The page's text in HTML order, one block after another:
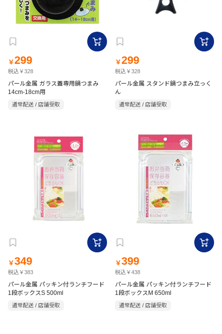
￥299
税込￥328
パール金属 ガラス蓋専用鍋つまみ
14cm-18cm用
通常配送 / 店舗受取
￥299
税込￥328
パール金属 スタンド鍋つまみ立っく
ん
通常配送 / 店舗受取
￥349
税込￥383
パール金属 パッキン付ランチフード
1段ボックスS 500ml
通常配送 / 店舗受取
￥399
税込￥438
パール金属 パッキン付ランチフード
1段ボックスM 650ml
通常配送 / 店舗受取